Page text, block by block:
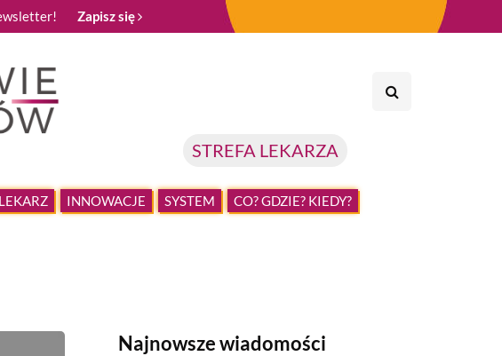
Zapisz się
STREFA LEKARZA
INNOWACJE SYSTEM CO? GDZIE? KIEDY?
Najnowsze wiadomości